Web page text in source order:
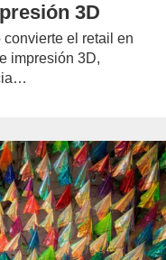
3D
el retail en
impresión 3D,